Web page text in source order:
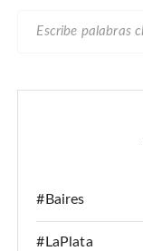
C
#Baires
#LaPlata